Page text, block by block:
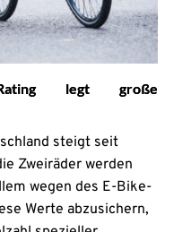
Rating legt große
steigt seit
Zweiräder werden
wegen des E-Bike-
Werte abzusichern,